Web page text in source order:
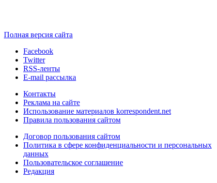
Полная версия сайта
Facebook
Twitter
RSS-ленты
E-mail рассылка
Контакты
Реклама на сайте
Использование материалов korrespondent.net
Правила пользования сайтом
Договор пользования сайтом
Политика в сфере конфиденциальности и персональных
данных
Пользовательское соглашение
Редакция